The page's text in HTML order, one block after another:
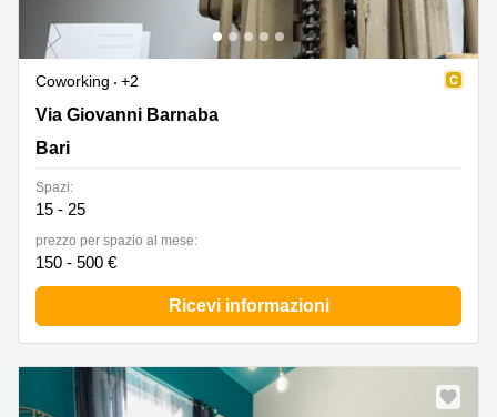
Coworking
+2
Via Giovanni Barnaba 34, Bari
Via Giovanni Barnaba
Bari
Spazi:
15 - 25
prezzo per spazio al mese:
150 - 500 €
Ricevi informazioni